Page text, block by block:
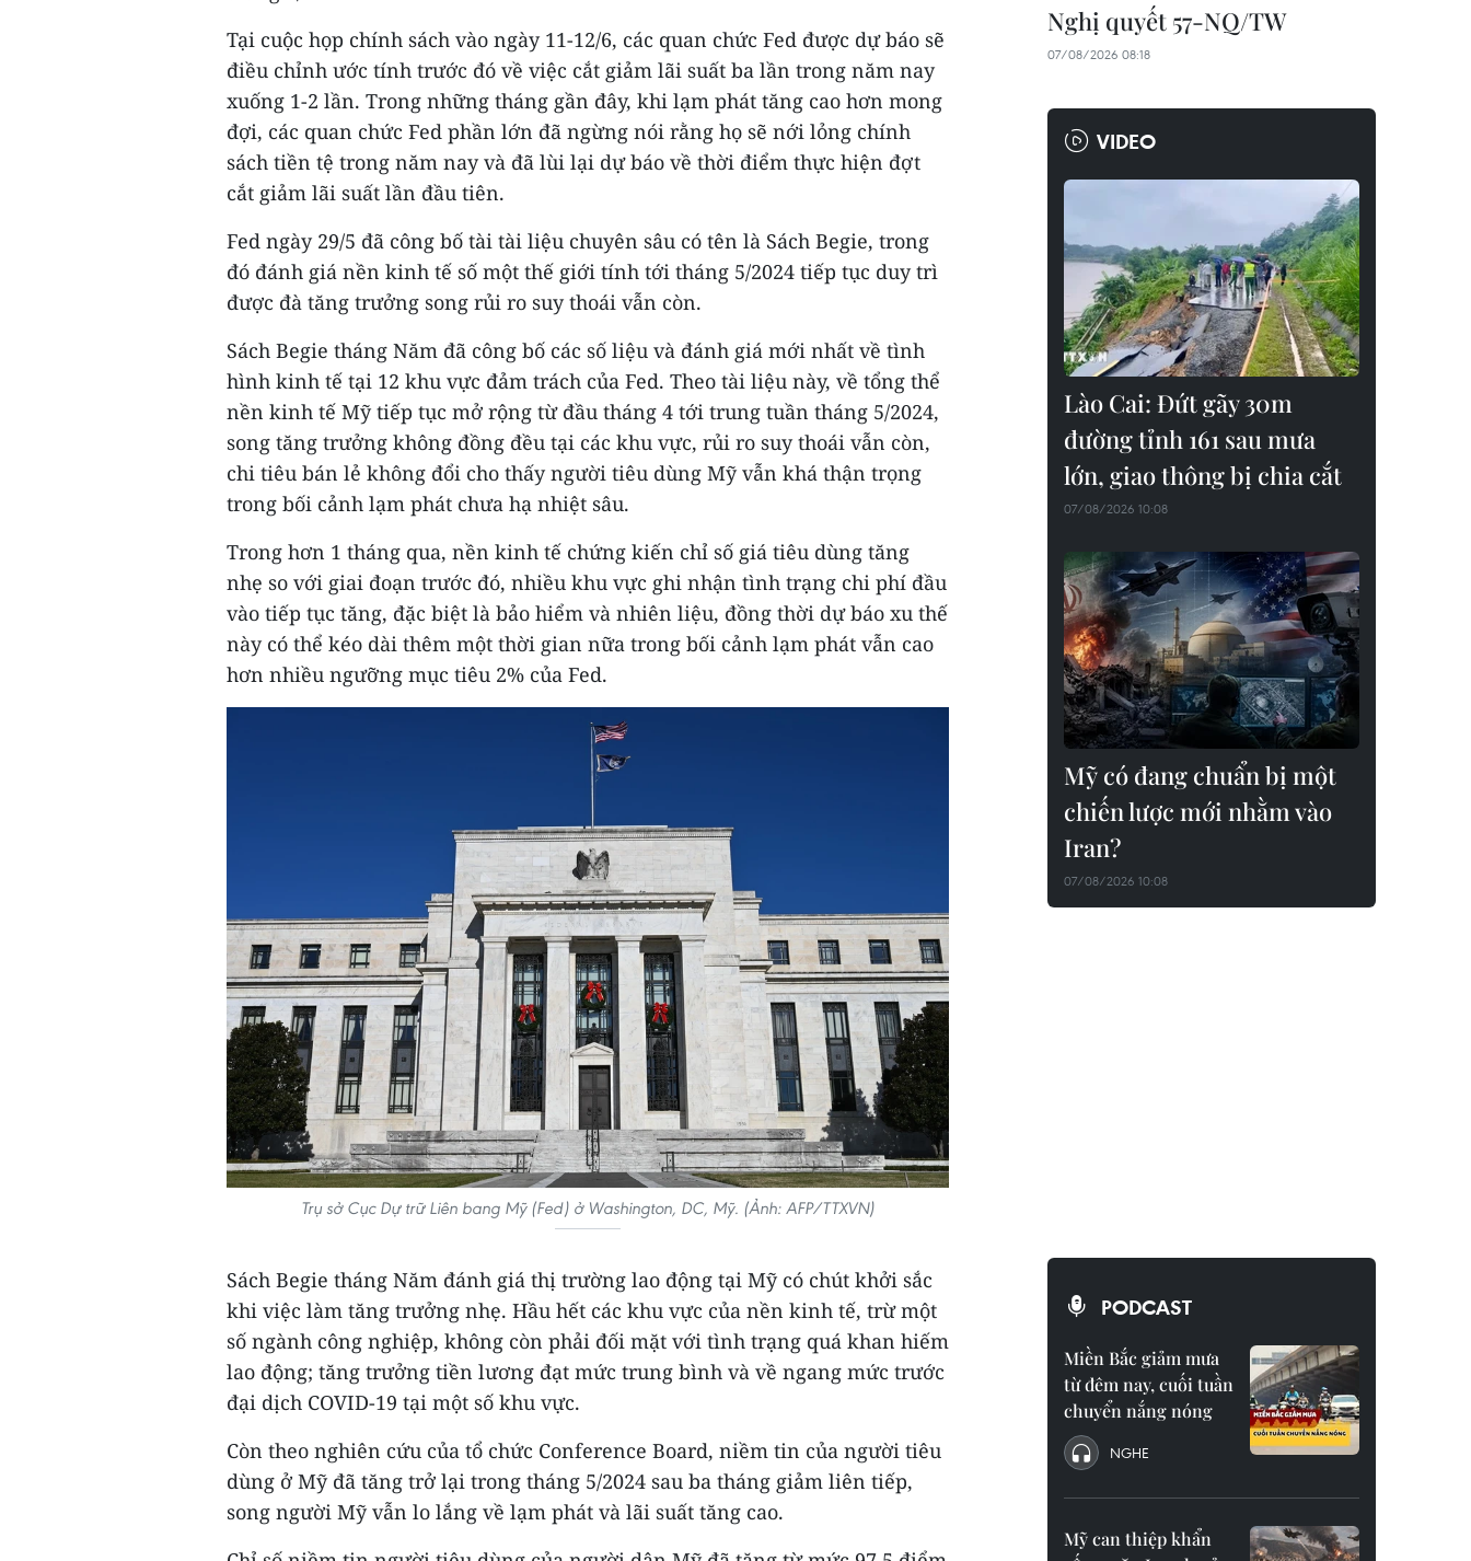
Tại cuộc họp chính sách vào ngày 11-12/6, các quan chức Fed được dự báo sẽ
điều chỉnh ước tính trước đó về việc cắt giảm lãi suất ba lần trong năm nay
xuống 1-2 lần. Trong những tháng gần đây, khi lạm phát tăng cao hơn mong
đợi, các quan chức Fed phần lớn đã ngừng nói rằng họ sẽ nới lỏng chính
sách tiền tệ trong năm nay và đã lùi lại dự báo về thời điểm thực hiện đợt
cắt giảm lãi suất lần đầu tiên.
Fed ngày 29/5 đã công bố tài tài liệu chuyên sâu có tên là Sách Begie, trong
đó đánh giá nền kinh tế số một thế giới tính tới tháng 5/2024 tiếp tục duy trì
được đà tăng trưởng song rủi ro suy thoái vẫn còn.
Sách Begie tháng Năm đã công bố các số liệu và đánh giá mới nhất về tình
hình kinh tế tại 12 khu vực đảm trách của Fed. Theo tài liệu này, về tổng thể
nền kinh tế Mỹ tiếp tục mở rộng từ đầu tháng 4 tới trung tuần tháng 5/2024,
song tăng trưởng không đồng đều tại các khu vực, rủi ro suy thoái vẫn còn,
chi tiêu bán lẻ không đổi cho thấy người tiêu dùng Mỹ vẫn khá thận trọng
trong bối cảnh lạm phát chưa hạ nhiệt sâu.
Trong hơn 1 tháng qua, nền kinh tế chứng kiến chỉ số giá tiêu dùng tăng
nhẹ so với giai đoạn trước đó, nhiều khu vực ghi nhận tình trạng chi phí đầu
vào tiếp tục tăng, đặc biệt là bảo hiểm và nhiên liệu, đồng thời dự báo xu thế
này có thể kéo dài thêm một thời gian nữa trong bối cảnh lạm phát vẫn cao
hơn nhiều ngưỡng mục tiêu 2% của Fed.
Trụ sở Cục Dự trữ Liên bang Mỹ (Fed) ở Washington, DC, Mỹ. (Ảnh: AFP/TTXVN)
Sách Begie tháng Năm đánh giá thị trường lao động tại Mỹ có chút khởi sắc
khi việc làm tăng trưởng nhẹ. Hầu hết các khu vực của nền kinh tế, trừ một
số ngành công nghiệp, không còn phải đối mặt với tình trạng quá khan hiếm
lao động; tăng trưởng tiền lương đạt mức trung bình và về ngang mức trước
đại dịch COVID-19 tại một số khu vực.
Còn theo nghiên cứu của tổ chức Conference Board, niềm tin của người tiêu
dùng ở Mỹ đã tăng trở lại trong tháng 5/2024 sau ba tháng giảm liên tiếp,
song người Mỹ vẫn lo lắng về lạm phát và lãi suất tăng cao.
Nghị quyết 57-NQ/TW
07/08/2026 08:18
VIDEO
Lào Cai: Đứt gãy 30m
đường tỉnh 161 sau mưa
lớn, giao thông bị chia cắt
07/08/2026 10:08
Mỹ có đang chuẩn bị một
chiến lược mới nhằm vào
Iran?
07/08/2026 10:08
PODCAST
Miền Bắc giảm mưa
từ đêm nay, cuối tuần
chuyển nắng nóng
NGHE
Mỹ can thiệp khẩn